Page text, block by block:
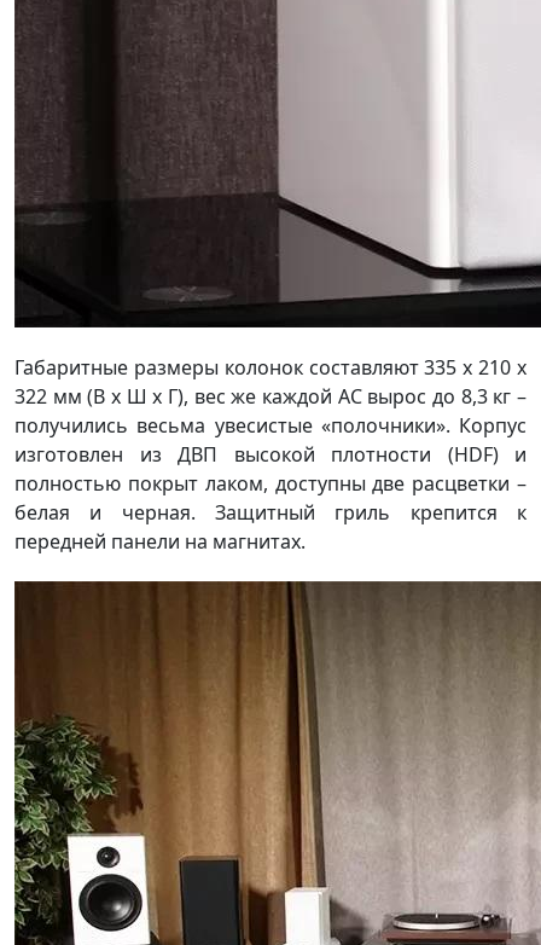
Габаритные размеры колонок составляют 335 x 210 х
322 мм (В x Ш x Г), вес же каждой АС вырос до 8,3 кг –
получились весьма увесистые «полочники». Корпус
изготовлен из ДВП высокой плотности (HDF) и
полностью покрыт лаком, доступны две расцветки –
белая и черная. Защитный гриль крепится к
передней панели на магнитах.